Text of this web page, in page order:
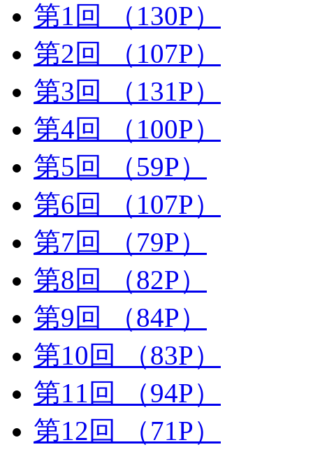
第1回
（130P）
第2回
（107P）
第3回
（131P）
第4回
（100P）
第5回
（59P）
第6回
（107P）
第7回
（79P）
第8回
（82P）
第9回
（84P）
第10回
（83P）
第11回
（94P）
第12回
（71P）